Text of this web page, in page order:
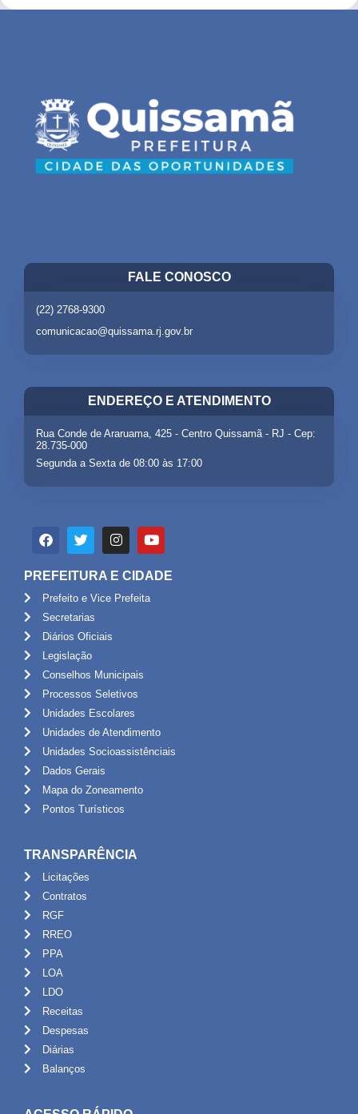
FALE CONOSCO
(22) 2768-9300
comunicacao@quissama.rj.gov.br
ENDEREÇO E ATENDIMENTO
Rua Conde de Araruama, 425 - Centro Quissamã - RJ - Cep:
28.735-000
Segunda a Sexta de 08:00 às 17:00
PREFEITURA E CIDADE
Prefeito e Vice Prefeita
Secretarias
Diários Oficiais
Legislação
Conselhos Municipais
Processos Seletivos
Unidades Escolares
Unidades de Atendimento
Unidades Socioassistênciais
Dados Gerais
Mapa do Zoneamento
Pontos Turísticos
TRANSPARÊNCIA
Licitações
Contratos
RGF
RREO
PPA
LOA
LDO
Receitas
Despesas
Diárias
Balanços